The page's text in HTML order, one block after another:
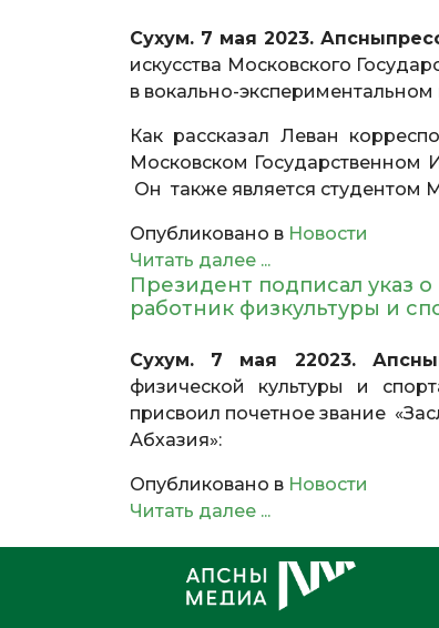
Сухум. 7 мая 2023.
искусства Московского
в вокально-
Как рассказал Леван
Московском Государственном
Он также является
Опубликовано в Новости
Читать далее ...
Президент подписал указ
работник физкультуры и
Сухум. 7 мая 22023.
физической культуры и
присвоил почетное звание
Абхазия»:
Опубликовано в Новости
Читать далее ...